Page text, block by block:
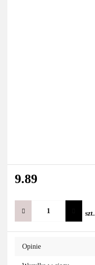
9.89
szt.
Opinie